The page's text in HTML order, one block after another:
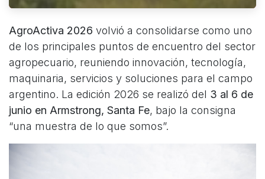
AgroActiva 2026 volvió a consolidarse como uno
de los principales puntos de encuentro del sector
agropecuario, reuniendo innovación, tecnología,
maquinaria, servicios y soluciones para el campo
argentino. La edición 2026 se realizó del 3 al 6 de
junio en Armstrong, Santa Fe, bajo la consigna
“una muestra de lo que somos”.